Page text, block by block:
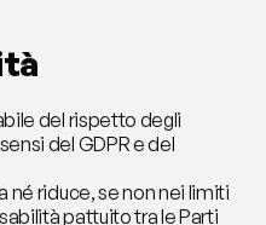
del rispetto degli
del GDPR e del
né riduce, se non nei limiti
pattuito tra le Parti